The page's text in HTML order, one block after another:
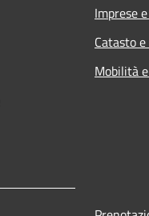
Imprese
Catasto
Mobilità